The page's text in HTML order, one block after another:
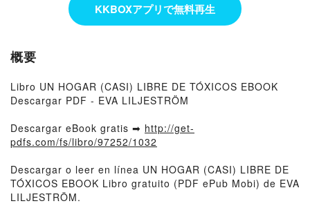
KKBOXアプリで無料再生
概要
Libro UN HOGAR (CASI) LIBRE DE TÓXICOS EBOOK
Descargar PDF - EVA LILJESTRÖM
Descargar eBook gratis ➡ http://get-
pdfs.com/fs/libro/97252/1032
Descargar o leer en línea UN HOGAR (CASI) LIBRE DE
TÓXICOS EBOOK Libro gratuito (PDF ePub Mobi) de EVA
LILJESTRÖM.